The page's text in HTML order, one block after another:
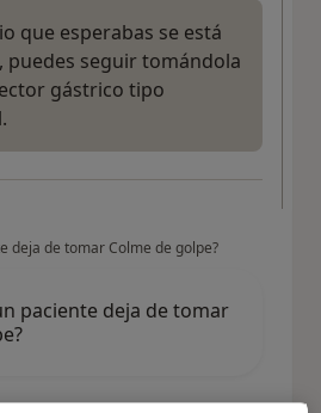
que esperabas se está
puedes seguir tomándola
gástrico tipo
deja de tomar Colme de golpe?
paciente deja de tomar